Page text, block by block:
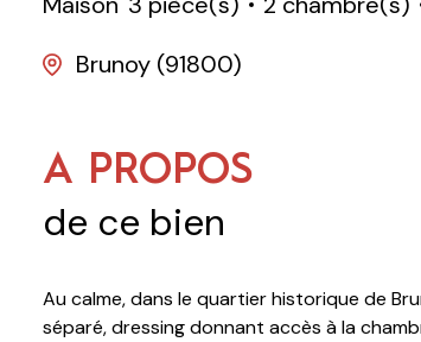
Brunoy (91800)
A PROPOS
de ce bien
Au calme, dans le quartier historique de
séparé, dressing donnant accès à la